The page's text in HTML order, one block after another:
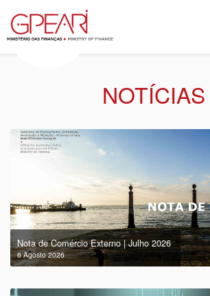
NOTÍCIAS
Nota de Comércio Externo | Julho 2026
6 Agosto 2026